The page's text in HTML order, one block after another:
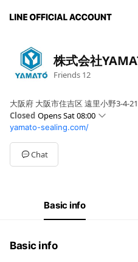
株式会社
Friends 12
大阪府 大阪市住吉区 遠里小野3-4-
Closed Opens Sat 08:00
Sun00:00 - 00:00
Mon08:00 - 19:00
Tue08:00 - 19:00
Wed08:00 - 19:00
08:00 - 19:00
yamato-sealing.com/
Chat
Basic info
Basic info